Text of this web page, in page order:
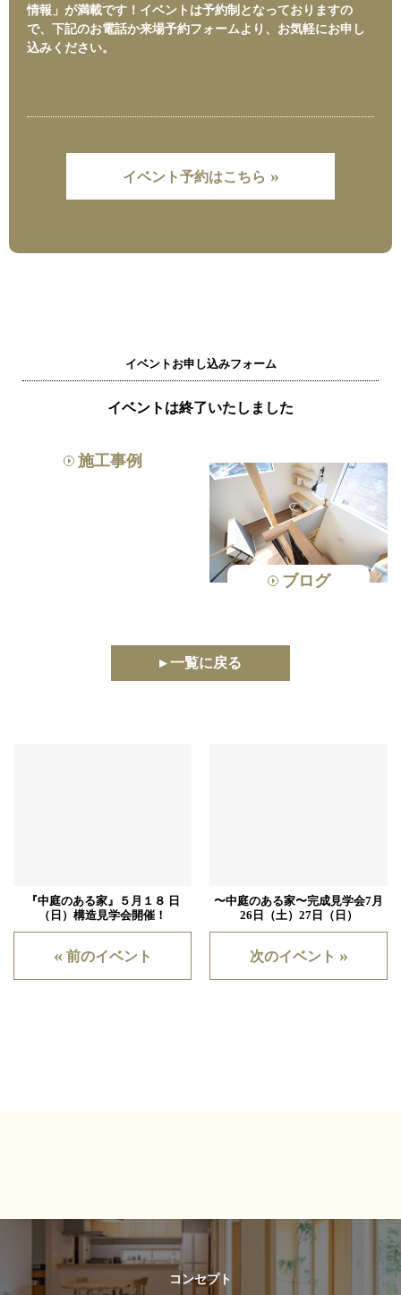
情報」が満載です！イベントは予約制となっておりますの
で、下記のお電話か来場予約フォームより、お気軽にお申し
込みください。
イベント予約はこちら »
イベントお申し込みフォーム
イベントは終了いたしました
施工事例
ブログ
▸ 一覧に戻る
『中庭のある家』５月１８ 日
（日）構造見学会開催！
« 前のイベント
〜中庭のある家〜完成見学会7月
26日（土）27日（日）
次のイベント »
コンセプト